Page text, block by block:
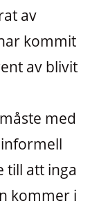
av
kommit
av blivit
med
till att inga
kommer i